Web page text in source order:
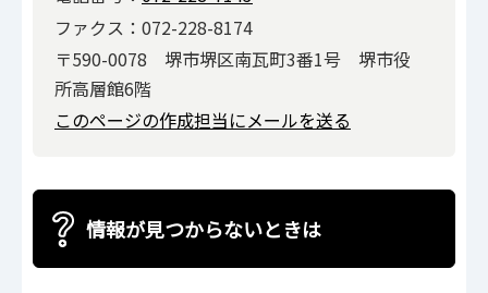
ファクス：072-228-8174
〒590-0078 堺市堺区南瓦町3番1号 堺市役
所高層館6階
このページの作成担当にメールを送る
情報が見つからないときは